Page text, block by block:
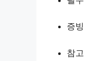
증
참